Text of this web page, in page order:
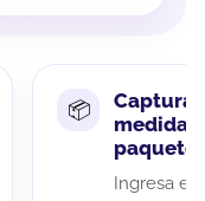
Captura
medidas
paquete
Ingresa el